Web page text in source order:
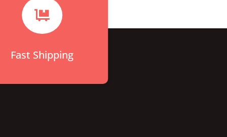

Fast Shipping